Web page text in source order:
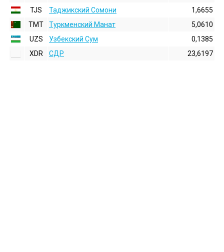
TJS
Таджикский Сомони
1,6655
TMT
Туркменский Манат
5,0610
UZS
Узбекский Сум
0,1385
XDR
СДР 23,6197